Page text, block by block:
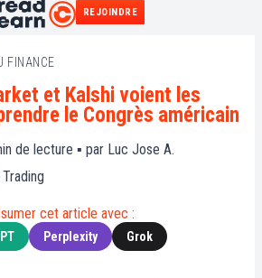
REJOINDRE
FINANCE
et Kalshi voient les
le Congrès américain
de lecture ▪ par Luc Jose A.
Trading
cet article avec :
Perplexity Grok